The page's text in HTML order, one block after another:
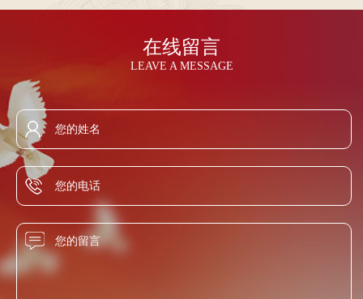
味、风格特征。这完全不同于市场上的一些兑制酒，这些兑
的己酸乙酯，就成了浓香型白酒，添加一定量的乙酸乙酯，
就成了清香型白酒。想调什么酒，就把相应的主体香成分加
里面。但酱香型白酒一直以来，是调不出来，因为酱香型酒
的呈香成分非常复杂，究竟它的主体香是什么，还没有探究
出来，所以现在市场上多数兑制酒都是浓香较多，闻起来，
喝起来都特别香。这种香飘于酒外，而纯粮酿造的酒香蕴含
于酒体之内。这种酒的香是慢慢咀嚼、回味、香感雅致而悠
长。
优化白酒口感、创新白酒的风味及饮用方式；我们还应该共
品鉴白酒。 我们要认真传承白酒酿造工艺，精心维护建设白
酒的历史文物，同时以历史价值表现白酒的内涵与品位，不
断迎合社会主流价值取向，满足现代消费者的心理需求，内
塑企业性格，外求市场认同，真正将白酒的历史价值转化为
行业发展动力。 讲求文化诚信、践行文化使命，积极推动白
酒文化的繁荣与进步；与时俱进，勇于创新，倡导和谐、健
康的新型酒文化，着力表现积极向上的人文风采与时代风
貌，不断为人们创造具有文化价值的精神财富。 白酒的灵魂
在于文化，有了文化内核，白酒才具备了物质和精神的双重
属性，得以与民族发展荣辱与共，与人民感情紧密相连。 提
升白酒的文化价值，我们应该主动践行文化使命，发挥白酒
文化在社会中的积极作用，通过白酒文化的诉求与传播，反
映时代风貌，以白酒文化创新促进社会文明进步。我们要把
握时代潮流，拓宽文化视野，将白酒品牌的文化诉求置于中
华民族伟大复兴的时代背景下，充分表现白酒行业的追求与
应现代生活需求，契合大众情感，振奋国人精神。 健康、文
0.6g/L（折成酒度为100%vol计，下同），以薯干及代用品为
原料的白酒中甲醇含量不得超过2.0g/L。 5、铅。国标规
定，60%vol蒸馏酒的铅含量不得超过0.5mg/L（以Pb计）。铅
超标会引起中毒。 6、氰化物，国标规定，低于
8.0mg/L(以HCN计)，而自己的标准低于7.0 mg/L. 铧子陈酿
高标准，严要求自己的产品，卫生指标普遍远远低于国家标
准。赋予了铧子陈酿清亮透明、酱香兼有陈香、幽雅舒适、
绵柔醇厚、回味悠长的风格特色。
在线留言
LEAVE A MESSAGE